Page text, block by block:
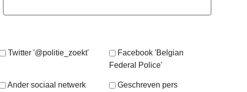
Twitter '@politie_zoekt'
Facebook 'Belgian
Federal Police'
Ander sociaal netwerk Geschreven pers